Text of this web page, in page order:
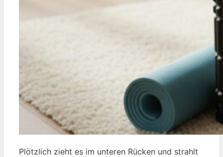
Plötzlich zieht es im unteren Rücken und strahlt